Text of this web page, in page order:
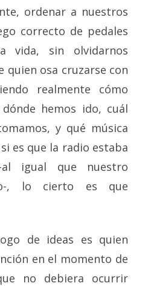
ordenar a nuestros
correcto de pedales
vida, sin olvidarnos
quien osa cruzarse con
realmente cómo
hemos ido, cuál
y qué música
es que la radio estaba
igual que nuestro
, lo cierto es que
de ideas es quien
en el momento de
no debiera ocurrir